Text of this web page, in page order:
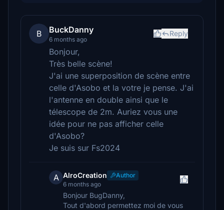
B BuckDanny
6 months ago
Reply
Bonjour,
Très belle scène!
J'ai une superposition de scène entre
celle d'Asobo et la votre je pense. J'ai
l'antenne en double ainsi que le
télescope de 2m. Auriez vous une
idée pour ne pas afficher celle
d'Asobo?
Je suis sur Fs2024
A AlroCreation
Author
6 months ago
Bonjour BugDanny,
Tout d'abord permettez moi de vous